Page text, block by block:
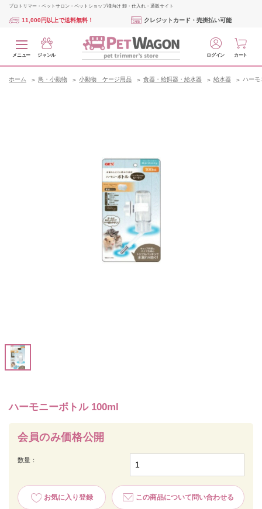
プロトリマー・ペットサロン・ペットショップ様向け 卸・仕入れ・通販サイト
11,000円以上で送料無料！ クレジットカード・売掛払い可能
メニュー ジャンル ログイン カート
ホーム 鳥・小動物 小動物 ケージ用品 食器・給餌器・給水器 給水器 ハーモ
ハーモニーボトル 100ml
会員のみ価格公開
数量：
お気に入り登録 この商品について問い合わせる